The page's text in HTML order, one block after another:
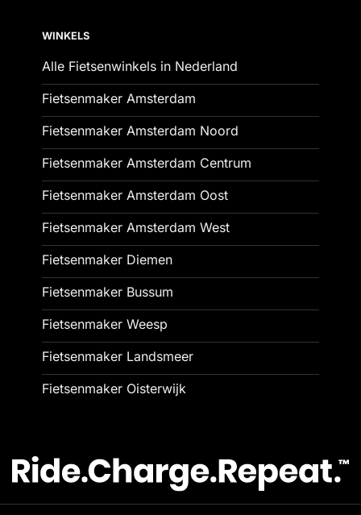
WINKELS
Alle Fietsenwinkels in Nederland
Fietsenmaker Amsterdam
Fietsenmaker Amsterdam Noord
Fietsenmaker Amsterdam Centrum
Fietsenmaker Amsterdam Oost
Fietsenmaker Amsterdam West
Fietsenmaker Diemen
Fietsenmaker Bussum
Fietsenmaker Weesp
Fietsenmaker Landsmeer
Fietsenmaker Oisterwijk